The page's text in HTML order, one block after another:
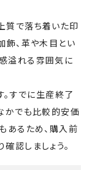
質で落ち着いた印
飾、革や木目とい
溢れる雰囲気に
すでに生産終了
かでも比較的安価
あるため、購入前
認しましょう。